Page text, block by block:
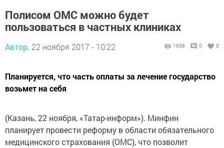
Полисом ОМС можно будет
пользоваться в частных клиниках
Автор, 22 ноября 2017 - 10:22 1638 0 0
Планируется, что часть оплаты за лечение государство
возьмет на себя
(Казань, 22 ноября, «Татар-информ»). Минфин
планирует провести реформу в области обязательного
медицинского страхования (ОМС), что позволит